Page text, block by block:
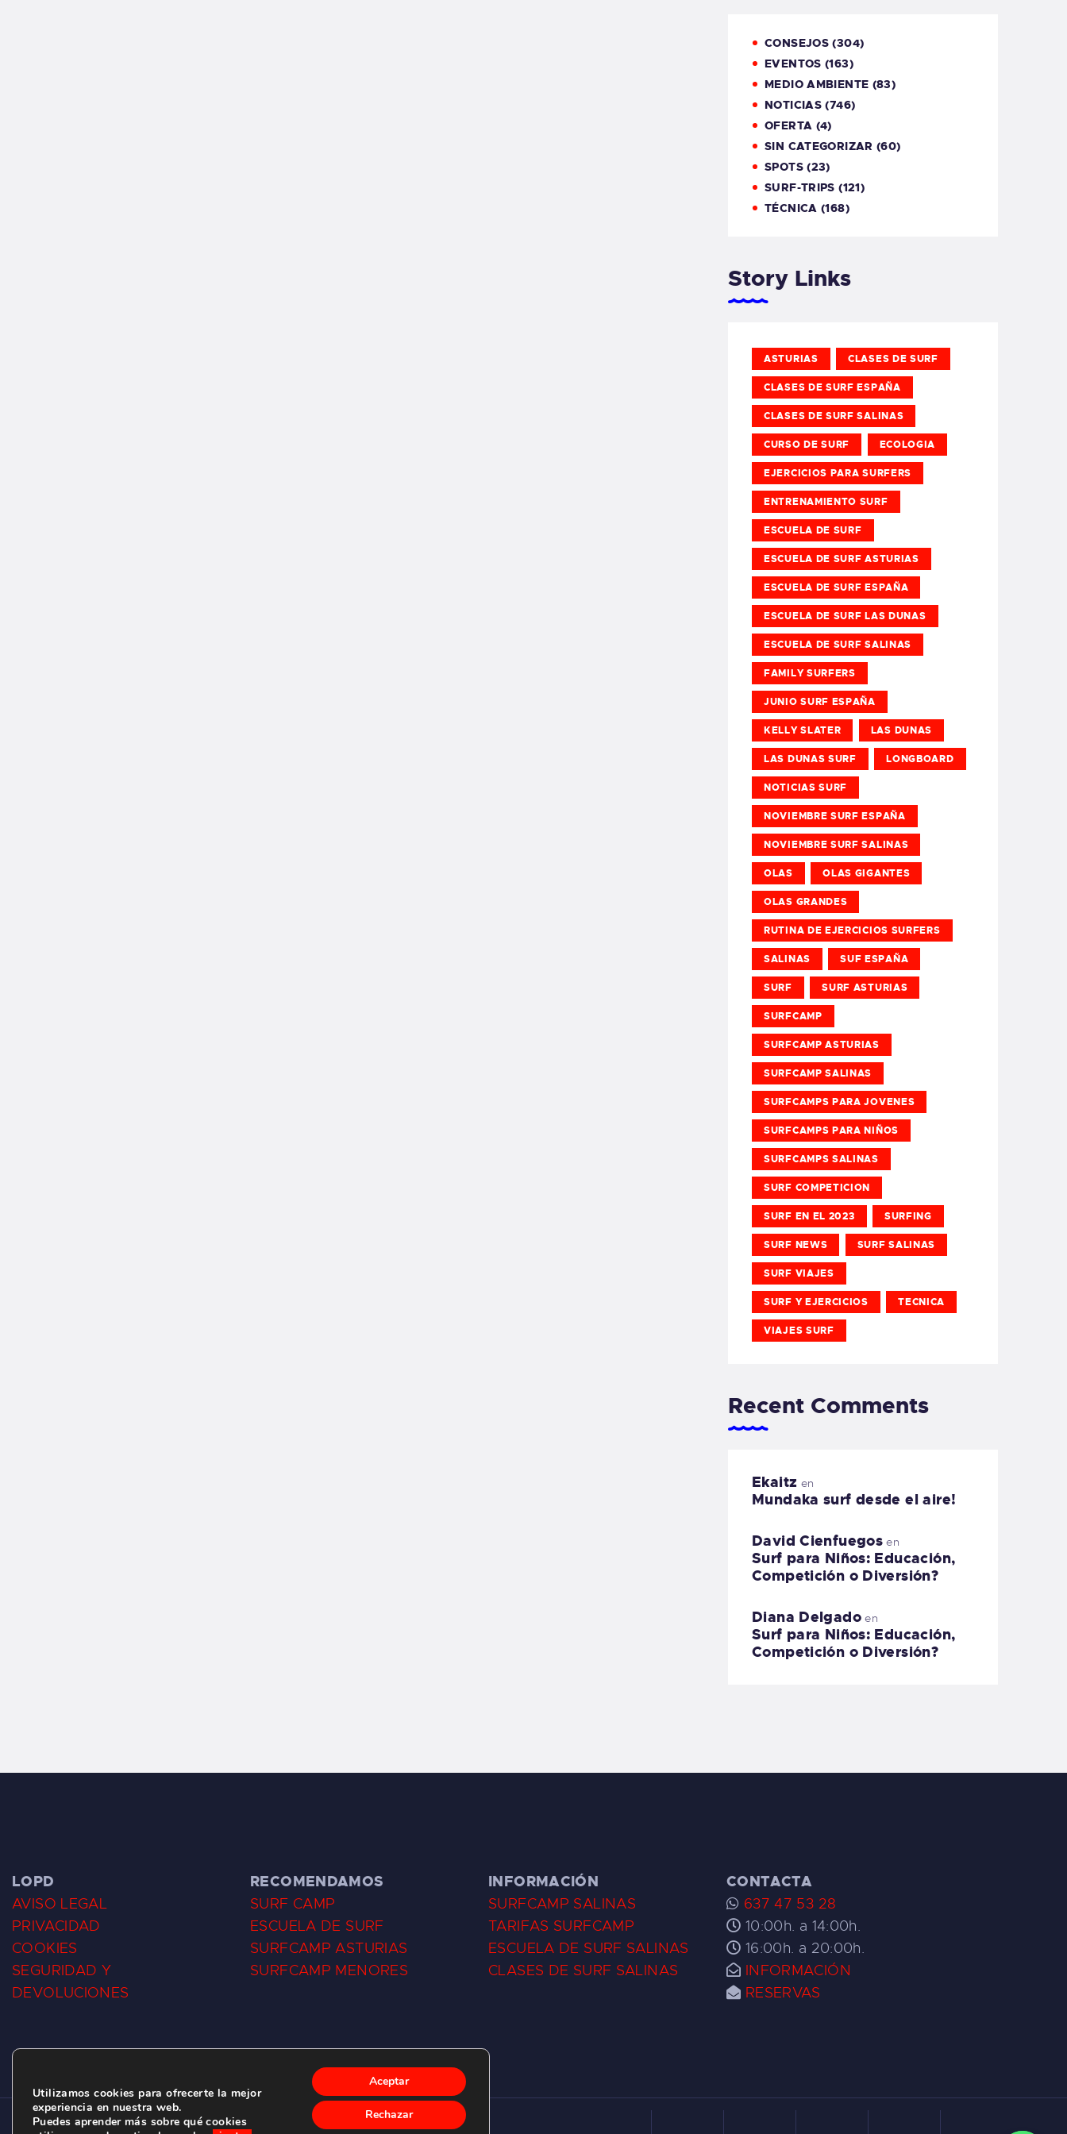
CONSEJOS (304)
EVENTOS (163)
MEDIO AMBIENTE (83)
NOTICIAS (746)
OFERTA (4)
SIN CATEGORIZAR (60)
SPOTS(23)
SURF-TRIPS (121)
TÉCNICA (168)
Story Links
ASTURIAS CLASES DE SURF
CLASES DE SURF ESPAÑA
CLASES DE SURF SALINAS
CURSO DE SURF ECOLOGIA
EJERCICIOS PARA SURFERS
ENTRENAMIENTO SURF
ESCUELA DE SURF
ESCUELA DE SURF ASTURIAS
ESCUELA DE SURF ESPAÑA
ESCUELA DE SURF LAS DUNAS
ESCUELA DE SURF SALINAS
FAMILY SURFERS
JUNIO SURF ESPAÑA
KELLY SLATER LAS DUNAS
LAS DUNAS SURF LONGBOARD
NOTICIAS SURF
NOVIEMBRE SURF ESPAÑA
NOVIEMBRE SURF SALINAS
OLAS OLAS GIGANTES
OLAS GRANDES
RUTINA DE EJERCICIOS SURFERS
SALINAS SUF ESPAÑA
SURF SURF ASTURIAS
SURFCAMP
SURFCAMP ASTURIAS
SURFCAMP SALINAS
SURFCAMPS PARA JOVENES
SURFCAMPS PARA NIÑOS
SURFCAMPS SALINAS
SURF COMPETICION
SURF EN EL 2023 SURFING
SURF NEWS SURF SALINAS
SURF VIAJES
SURF Y EJERCICIOS TECNICA
VIAJES SURF
Recent Comments
Ekaitz en
Mundaka surf desde el aire!
David Cienfuegos en
Surf para Niños: Educación,
Competición o Diversión?
Diana Delgadoen
Surf para Niños: Educación,
Competición o Diversión?
LOPD
AVISO LEGAL
PRIVACIDAD
COOKIES
SEGURIDAD Y
DEVOLUCIONES
RECOMENDAMOS
SURF CAMP
ESCUELA DE SURF
SURFCAMP ASTURIAS
SURFCAMP MENORES
INFORMACIÓN
SURFCAMP SALINAS
TARIFAS SURFCAMP
ESCUELA DE SURF SALINAS
CLASES DE SURF SALINAS
CONTACTA
637 47 53 28
10:00h. a 14:00h.
16:00h. a 20:00h.
INFORMACIÓN
RESERVAS
Utilizamos cookies para ofrecerte la mejor
experiencia en nuestra web.
Puedes aprender más sobre qué cookies
Aceptar
Rechazar